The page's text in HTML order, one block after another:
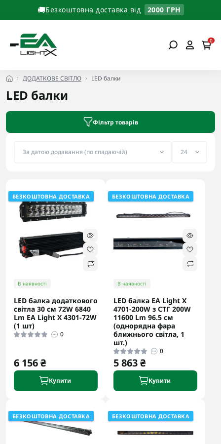
🚚Безкоштовна доставка від 2000 ГРН
0
ДОДАТКОВЕ СВІТЛО LED балки
LED балки
Фільтр товарів
БЕЗКОШТОВНА ДОСТАВКА
В наявності
LED балка додаткового
світла 30 cм 72W 6840
Lm EA Light X 4301-72W
(1 шт)
0
6 156 ₴
Купити
БЕЗКОШТОВНА ДОСТАВКА
В наявності
LED балка EA Light X
4701-200W з СТГ 200W
11600 Lm 96.5 см
(однорядна фара
ближнього світла, 1
шт.)
0
5 863 ₴
Купити
БЕЗКОШТОВНА ДОСТАВКА БЕЗКОШТОВНА ДОСТАВКА